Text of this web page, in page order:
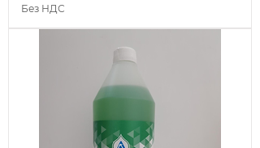
Без НДС